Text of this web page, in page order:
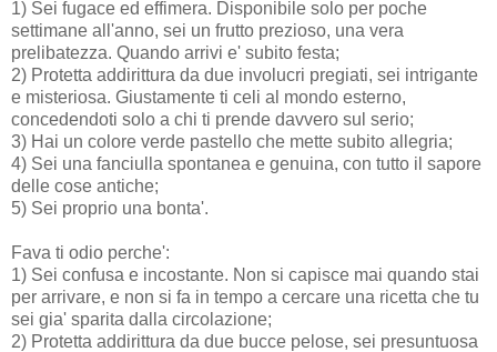
1) Sei fugace ed effimera. Disponibile solo per poche
settimane all'anno, sei un frutto prezioso, una vera
prelibatezza. Quando arrivi e' subito festa;
2) Protetta addirittura da due involucri pregiati, sei intrigante
e misteriosa. Giustamente ti celi al mondo esterno,
concedendoti solo a chi ti prende davvero sul serio;
3) Hai un colore verde pastello che mette subito allegria;
4) Sei una fanciulla spontanea e genuina, con tutto il sapore
delle cose antiche;
5) Sei proprio una bonta'.
Fava ti odio perche':
1) Sei confusa e incostante. Non si capisce mai quando stai
per arrivare, e non si fa in tempo a cercare una ricetta che tu
sei gia' sparita dalla circolazione;
2) Protetta addirittura da due bucce pelose, sei presuntuosa